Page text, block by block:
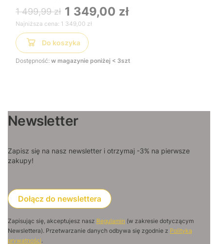
wygodna i łatwa w uruchomieniu, idealna do
dużych trawników
1 499,99 zł 1 349,00 zł
Najniższa cena: 1 349,00 zł
Do koszyka
Dostępność: w magazynie poniżej < 3szt
Newsletter
Zapisz się na nasz newsletter i otrzymaj -3% na pierwsze
zakupy!
Dołącz do newslettera
Zapisując się, akceptujesz nasz Regulamin (w zakresie dotyczącym
Newslettera). Przetwarzanie danych odbywa się zgodnie z Polityką
prywatności.